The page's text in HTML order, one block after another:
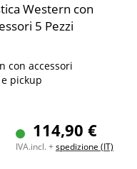
Western con
5 Pezzi
con accessori
pickup
e diapason
114,90 €
IVA.incl. +spedizione (IT)